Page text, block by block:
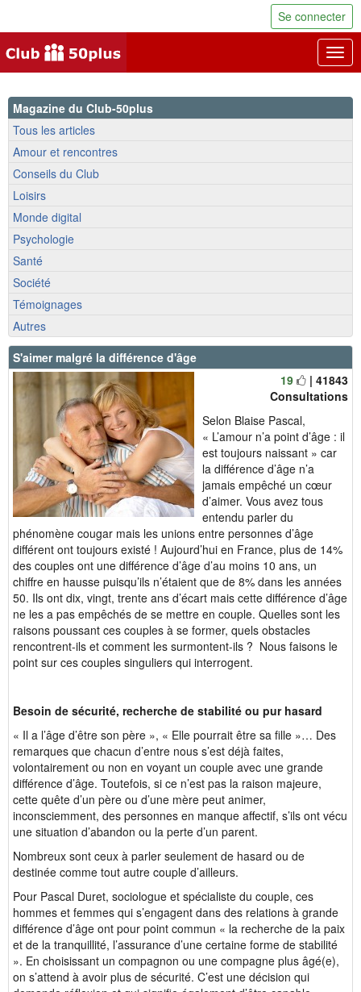
Se connecter
Magazine du Club-50plus
Tous les articles
Amour et rencontres
Conseils du Club
Loisirs
Monde digital
Psychologie
Santé
Société
Témoignages
Autres
S'aimer malgré la différence d'âge
19
| 41843
Consultations
Selon Blaise Pascal,
« L’amour n’a point d’âge : il
est toujours naissant » car
la différence d’âge n’a
jamais empêché un cœur
d’aimer. Vous avez tous
entendu parler du
phénomène cougar mais les unions entre personnes d’âge
différent ont toujours existé ! Aujourd’hui en France, plus de 14%
des couples ont une différence d’âge d’au moins 10 ans, un
chiffre en hausse puisqu’ils n’étaient que de 8% dans les années
50. Ils ont dix, vingt, trente ans d’écart mais cette différence d’âge
ne les a pas empêchés de se mettre en couple. Quelles sont les
raisons poussant ces couples à se former, quels obstacles
rencontrent-ils et comment les surmontent-ils ? Nous faisons le
point sur ces couples singuliers qui interrogent.
Besoin de sécurité, recherche de stabilité ou pur hasard
« Il a l’âge d’être son père », « Elle pourrait être sa fille »… Des
remarques que chacun d’entre nous s’est déjà faites,
volontairement ou non en voyant un couple avec une grande
différence d’âge. Toutefois, si ce n’est pas la raison majeure,
cette quête d’un père ou d’une mère peut animer,
inconsciemment, des personnes en manque affectif, s’ils ont vécu
une situation d’abandon ou la perte d’un parent.
Nombreux sont ceux à parler seulement de hasard ou de
destinée comme tout autre couple d’ailleurs.
Pour Pascal Duret, sociologue et spécialiste du couple, ces
hommes et femmes qui s’engagent dans des relations à grande
différence d’âge ont pour point commun « la recherche de la paix
et de la tranquillité, l’assurance d’une certaine forme de stabilité
». En choisissant un compagnon ou une compagne plus âgé(e),
on s’attend à avoir plus de sécurité. C’est une décision qui